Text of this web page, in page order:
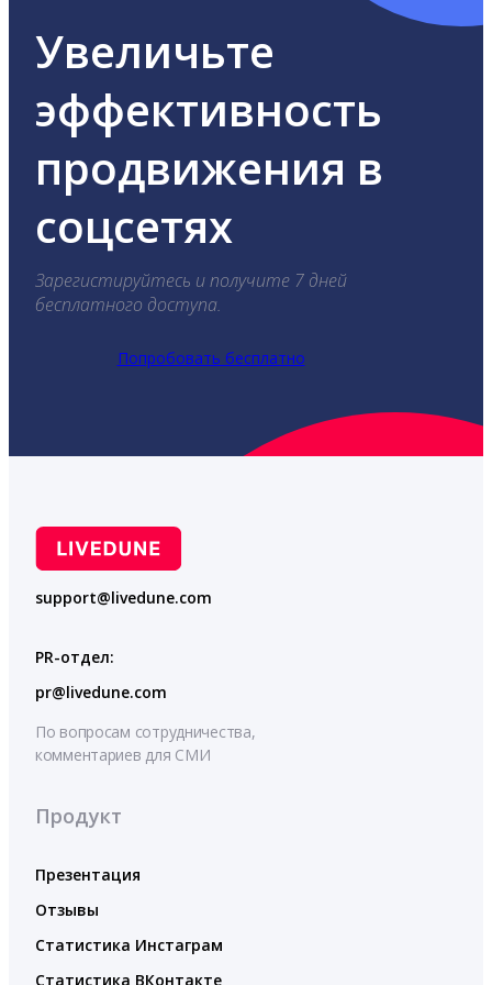
Увеличьте
эффективность
продвижения в
соцсетях
Зарегистируйтесь и получите 7 дней
бесплатного доступа.
Попробовать бесплатно
support@livedune.com
PR-отдел:
pr@livedune.com
По вопросам сотрудничества,
комментариев для СМИ
Продукт
Презентация
Отзывы
Статистика Инстаграм
Статистика ВКонтакте